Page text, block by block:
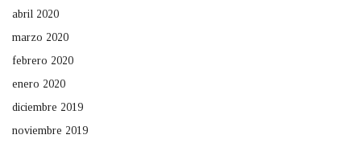
abril 2020
marzo 2020
febrero 2020
enero 2020
diciembre 2019
noviembre 2019